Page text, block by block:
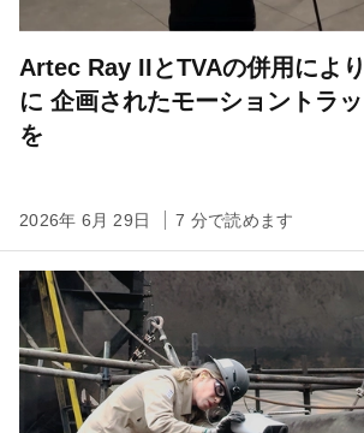
Artec Ray IIとTVAの併用によ
に 企画されたモーショントラ
を
2026年 6月 29日 7 分で読めます